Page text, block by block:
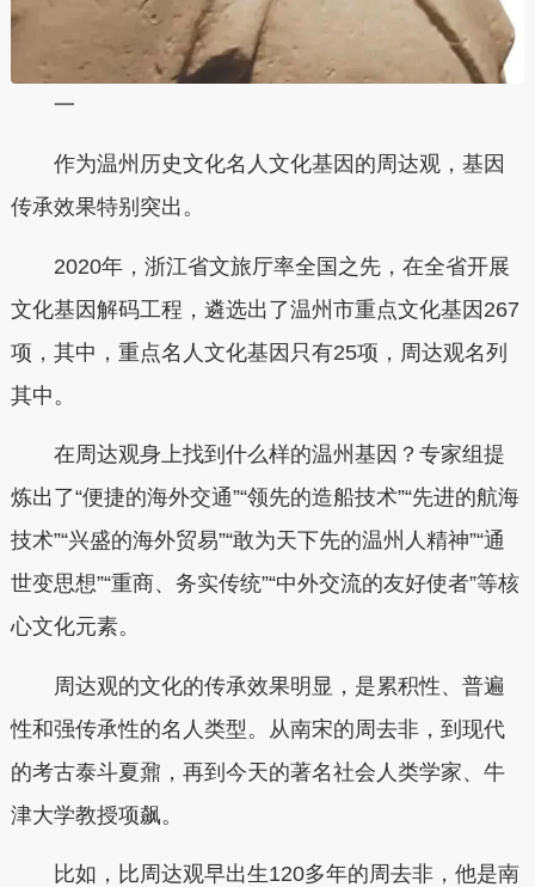
一
作为温州历史文化名人文化基因的周达观，基因
传承效果特别突出。
2020年，浙江省文旅厅率全国之先，在全省开展
文化基因解码工程，遴选出了温州市重点文化基因267
项，其中，重点名人文化基因只有25项，周达观名列
其中。
在周达观身上找到什么样的温州基因？专家组提
炼出了“便捷的海外交通”“领先的造船技术”“先进的航海
技术”“兴盛的海外贸易”“敢为天下先的温州人精神”“通
世变思想”“重商、务实传统”“中外交流的友好使者”等核
心文化元素。
周达观的文化的传承效果明显，是累积性、普遍
性和强传承性的名人类型。从南宋的周去非，到现代
的考古泰斗夏鼐，再到今天的著名社会人类学家、牛
津大学教授项飙。
比如，比周达观早出生120多年的周去非，他是南